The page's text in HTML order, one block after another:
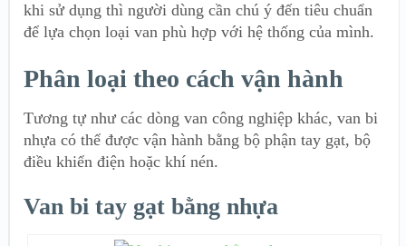
khi sử dụng thì người dùng cần chú ý đến tiêu chuẩn
để lựa chọn loại van phù hợp với hệ thống của mình.
Phân loại theo cách vận hành
Tương tự như các dòng van công nghiệp khác, van bi
nhựa có thể được vận hành bằng bộ phận tay gạt, bộ
điều khiển điện hoặc khí nén.
Van bi tay gạt bằng nhựa